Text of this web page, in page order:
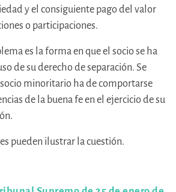
y el consiguiente pago del valor
o participaciones.
es la forma en que el socio se ha
de su derecho de separación. Se
minoritario ha de comportarse
de la buena fe en el ejercicio de su
pueden ilustrar la cuestión.